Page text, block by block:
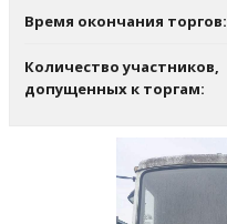
Время окончания торгов:
Количество участников,
допущенных к торгам: